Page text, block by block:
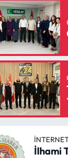
İlhami